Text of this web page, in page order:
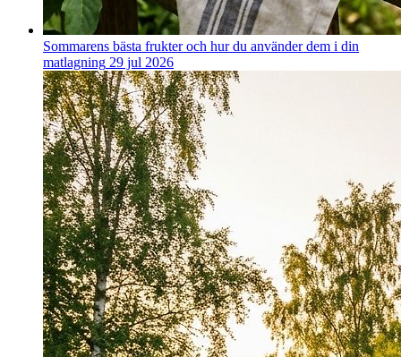
Sommarens bästa frukter och hur du använder dem i din
matlagning 29 jul 2026